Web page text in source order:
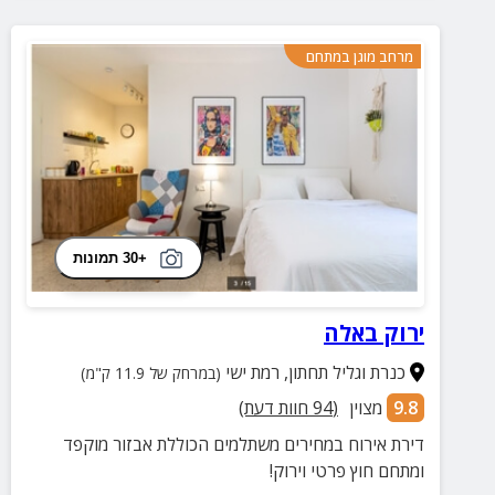
מרחב מוגן במתחם
+30 תמונות
ירוק באלה
כנרת וגליל תחתון, רמת ישי (במרחק של 11.9 ק"מ)
9.8 מצוין (
94 חוות דעת)
דירת אירוח במחירים משתלמים הכוללת אבזור מוקפד
ומתחם חוץ פרטי וירוק!